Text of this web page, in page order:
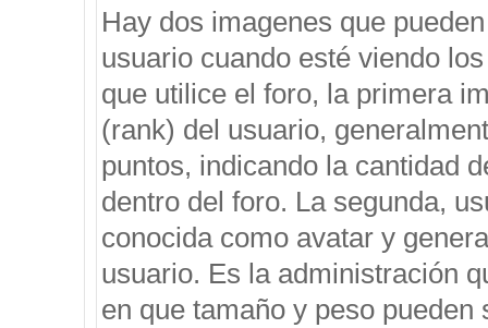
Hay dos imagenes que
usuario cuando esté viendo
que utilice el foro, la primera
(rank) del usuario,
puntos, indicando la cantidad
dentro del foro. La segunda,
conocida como avatar y
usuario. Es la administración
en que tamaño y peso